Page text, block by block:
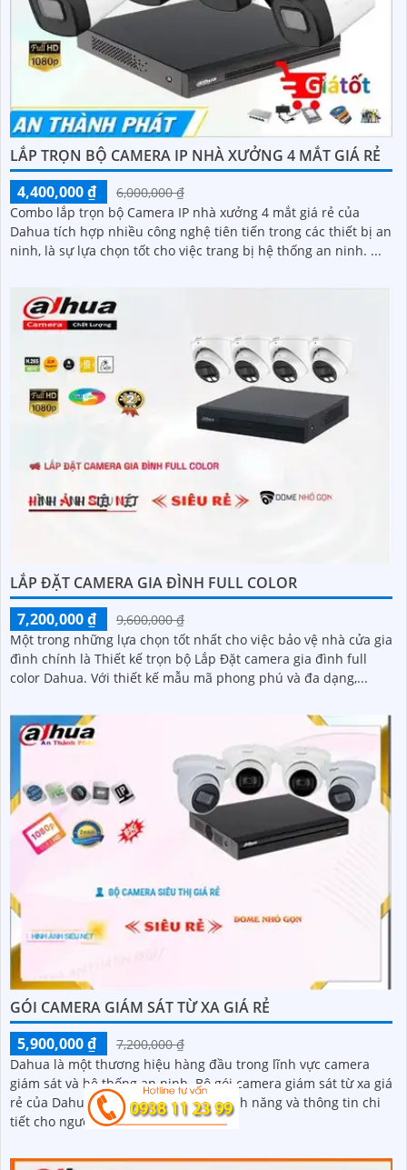
LẮP TRỌN BỘ CAMERA IP NHÀ XƯỞNG 4 MẮT GIÁ RẺ
4,400,000 ₫
6,000,000 ₫
Combo lắp trọn bộ Camera IP nhà xưởng 4 mắt giá rẻ của
Dahua tích hợp nhiều công nghệ tiên tiến trong các thiết bị an
ninh, là sự lựa chọn tốt cho việc trang bị hệ thống an ninh. ...
LẮP ĐẶT CAMERA GIA ĐÌNH FULL COLOR
7,200,000 ₫
9,600,000 ₫
Một trong những lựa chọn tốt nhất cho việc bảo vệ nhà cửa gia
đình chính là Thiết kế trọn bộ Lắp Đặt camera gia đình full
color Dahua. Với thiết kế mẫu mã phong phú và đa dạng,...
GÓI CAMERA GIÁM SÁT TỪ XA GIÁ RẺ
5,900,000 ₫
7,200,000 ₫
Dahua là một thương hiệu hàng đầu trong lĩnh vực camera
giám sát và hệ thống an ninh. Bộ gói camera giám sát từ xa giá
rẻ của Dahua cung cấp đầy đủ các tính năng và thông tin chi
tiết cho người dùng